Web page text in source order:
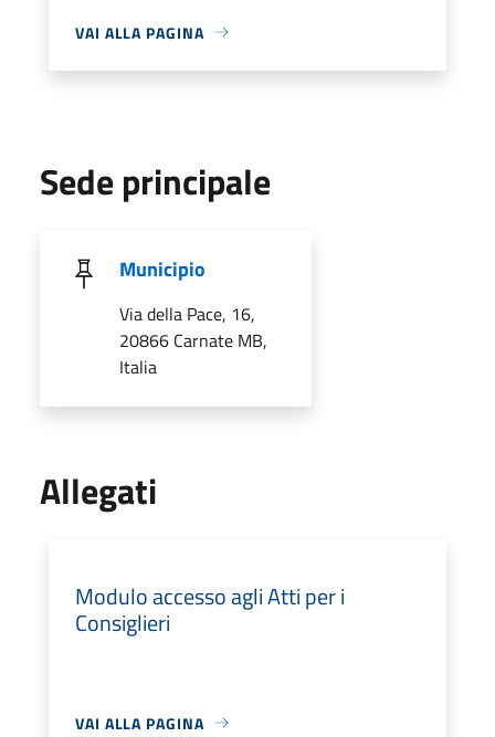
VAI ALLA PAGINA
Sede principale
Municipio
Via della Pace, 16,
20866 Carnate MB,
Italia
Allegati
Modulo accesso agli Atti per i
Consiglieri
VAI ALLA PAGINA